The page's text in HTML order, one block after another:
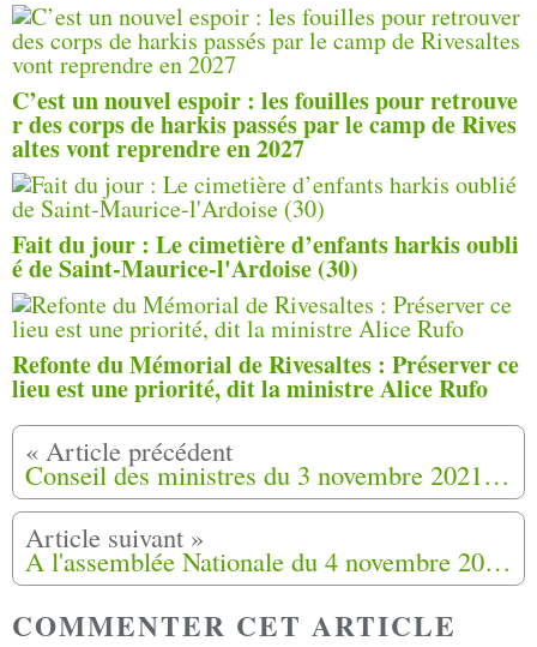
C’est un nouvel espoir : les fouilles pour retrouve
r des corps de harkis passés par le camp de Rives
altes vont reprendre en 2027
Fait du jour : Le cimetière d’enfants harkis oubli
é de Saint-Maurice-l'Ardoise (30)
Refonte du Mémorial de Rivesaltes : Préserver ce
lieu est une priorité, dit la ministre Alice Rufo
Conseil des ministres du 3 novembre 2021. Reconnaissance de la nation et réparation des préjudices subis par les harkis.
A l'assemblée Nationale du 4 novembre 2021,Dalila Kerchouche s'adresse aux députés de la commission Défense
COMMENTER CET ARTICLE